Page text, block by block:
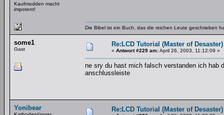
Kaufmodden macht
impotent!
Die Bibel ist ein Buch, das die reichen Leute geschrieben
some1
Gast
Re:LCD Tutorial (Master of Desaster)
« Antwort #229 am:April 26, 2003, 11:12:09 »
ne sry du hast mich falsch verstanden ich hab
anschlussleiste
Yonibear Re:LCD Tutorial (Master of Desaster)